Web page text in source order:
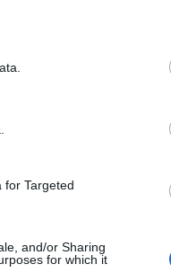
for Targeted
and/or Sharing
for which it
l’adoption de
le TRB